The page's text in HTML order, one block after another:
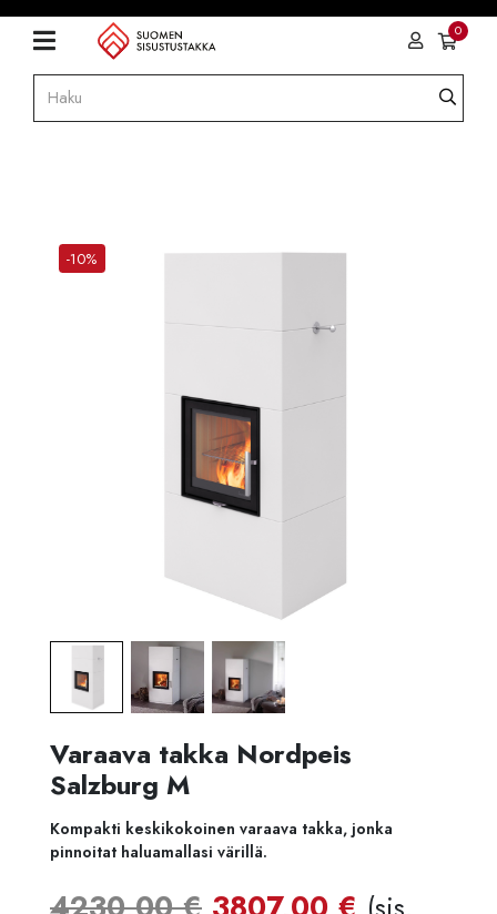
0
-10%
Varaava takka Nordpeis
Salzburg M
Kompakti keskikokoinen varaava takka, jonka
pinnoitat haluamallasi värillä.